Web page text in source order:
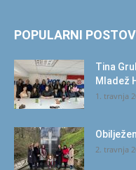
POPULARNI
Tina
Mladež
1. travnja
2. travnja